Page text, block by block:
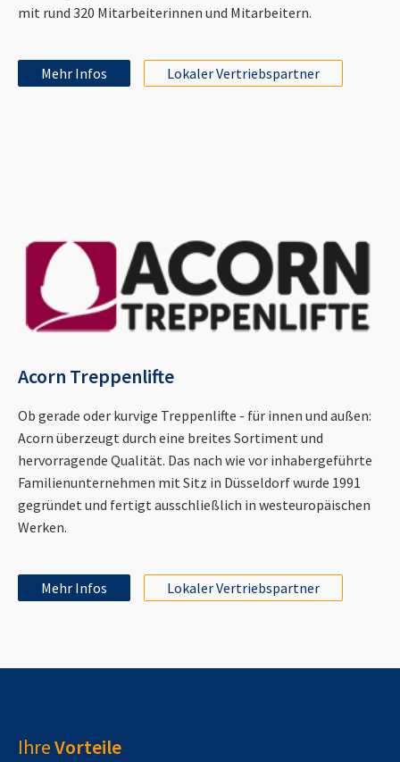
mit rund 320 Mitarbeiterinnen und Mitarbeitern.
Mehr Infos Lokaler Vertriebspartner
Acorn Treppenlifte
Ob gerade oder kurvige Treppenlifte - für innen und außen:
Acorn überzeugt durch eine breites Sortiment und
hervorragende Qualität. Das nach wie vor inhabergeführte
Familienunternehmen mit Sitz in Düsseldorf wurde 1991
gegründet und fertigt ausschließlich in westeuropäischen
Werken.
Mehr Infos Lokaler Vertriebspartner
IhreVorteile